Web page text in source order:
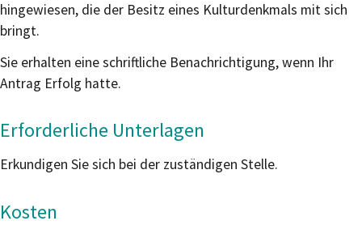
hingewiesen, die der Besitz eines Kulturdenkmals mit sich
bringt.
Sie erhalten eine schriftliche Benachrichtigung, wenn Ihr
Antrag Erfolg hatte.
Erforderliche Unterlagen
Erkundigen Sie sich bei der zuständigen Stelle.
Kosten